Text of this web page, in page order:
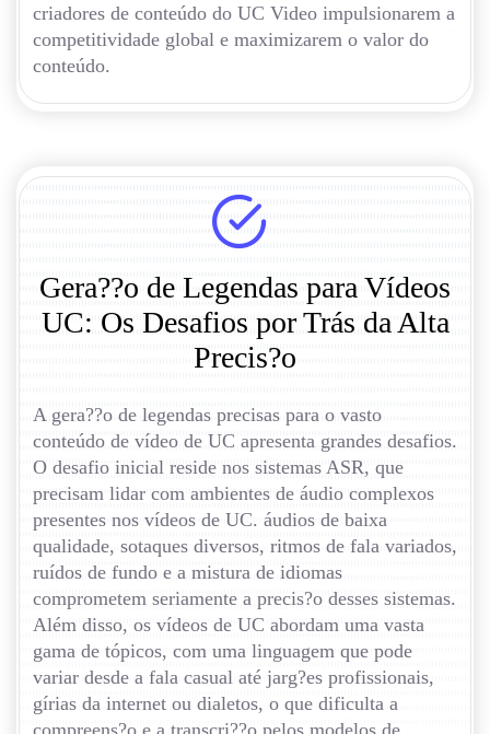
criadores de conteúdo do UC Video impulsionarem a
competitividade global e maximizarem o valor do
conteúdo.
Gera??o de Legendas para Vídeos
UC: Os Desafios por Trás da Alta
Precis?o
A gera??o de legendas precisas para o vasto
conteúdo de vídeo de UC apresenta grandes desafios.
O desafio inicial reside nos sistemas ASR, que
precisam lidar com ambientes de áudio complexos
presentes nos vídeos de UC. áudios de baixa
qualidade, sotaques diversos, ritmos de fala variados,
ruídos de fundo e a mistura de idiomas
comprometem seriamente a precis?o desses sistemas.
Além disso, os vídeos de UC abordam uma vasta
gama de tópicos, com uma linguagem que pode
variar desde a fala casual até jarg?es profissionais,
gírias da internet ou dialetos, o que dificulta a
compreens?o e a transcri??o pelos modelos de